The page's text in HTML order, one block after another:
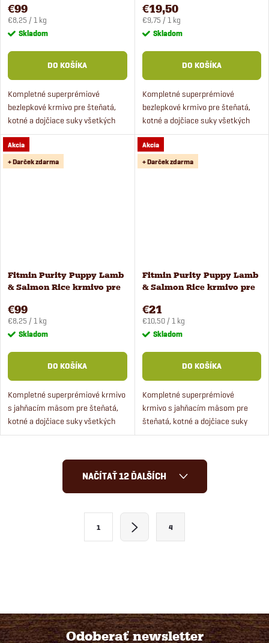
€99
Jednotková
cena:
€8,25 / 1 kg
Skladom
DO KOŠÍKA
Kompletné superprémiové
bezlepkové krmivo pre šteňatá,
kotné a dojčiace suky všetkých
plemien.
€19,50
Jednotková
cena:
€9,75 / 1 kg
Skladom
DO KOŠÍKA
Kompletné superprémiové
bezlepkové krmivo pre šteňatá,
kotné a dojčiace suky všetkých
plemien.
Akcia
+ Darček zdarma
Fitmin Purity Puppy Lamb
& Salmon Rice krmivo pre
€99
Jednotková
cena:
€8,25 / 1 kg
Skladom
DO KOŠÍKA
Kompletné superprémiové krmivo
s jahňacím mäsom pre šteňatá,
kotné a dojčiace suky všetkých
plemien.
Akcia
+ Darček zdarma
Fitmin Purity Puppy Lamb
& Salmon Rice krmivo pre
€21
Jednotková
cena:
€10,50 / 1 kg
Skladom
DO KOŠÍKA
Kompletné superprémiové
krmivo s jahňacím mäsom pre
šteňatá, kotné a dojčiace suky
všetkých plemien.
c
NAČÍTAŤ 12 ĎALŠÍCH
o
v
1 4
Odoberať newsletter